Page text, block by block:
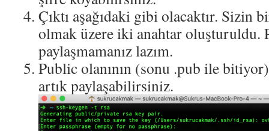
Çıktı aşağıdaki gibi olacaktır. Sizin
olmak üzere iki anahtar oluşturuldu.
paylaşmamanız lazım.
Public olanının (sonu .pub ile
artık paylaşabilirsiniz.